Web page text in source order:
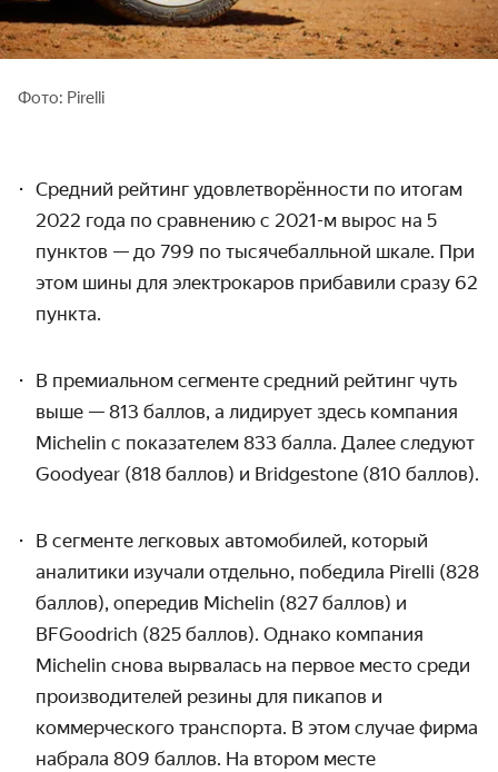
Фото: Pirelli
Средний рейтинг удовлетворённости по итогам
2022 года по сравнению с 2021-м вырос на 5
пунктов — до 799 по тысячебалльной шкале. При
этом шины для электрокаров прибавили сразу 62
пункта.
В премиальном сегменте средний рейтинг чуть
выше — 813 баллов, а лидирует здесь компания
Michelin с показателем 833 балла. Далее следуют
Goodyear (818 баллов) и Bridgestone (810 баллов).
В сегменте легковых автомобилей, который
аналитики изучали отдельно, победила Pirelli (828
баллов), опередив Michelin (827 баллов) и
BFGoodrich (825 баллов). Однако компания
Michelin снова вырвалась на первое место среди
производителей резины для пикапов и
коммерческого транспорта. В этом случае фирма
набрала 809 баллов. На втором месте